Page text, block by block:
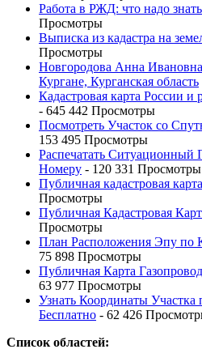
Работа в РЖД: что надо
Просмотры
Выписка из кадастра на
Просмотры
Новгородова Анна
Кургане, Курганская область
Кадастровая карта России и
- 645 442 Просмотры
Посмотреть Участок со
153 495 Просмотры
Распечатать Ситуационный
Номеру - 120 331 Просмотры
Публичная кадастровая
Просмотры
Публичная Кадастровая
Просмотры
План Расположения Эпу по
75 898 Просмотры
Публичная Карта
63 977 Просмотры
Узнать Координаты
Бесплатно - 62 426
Список областей: